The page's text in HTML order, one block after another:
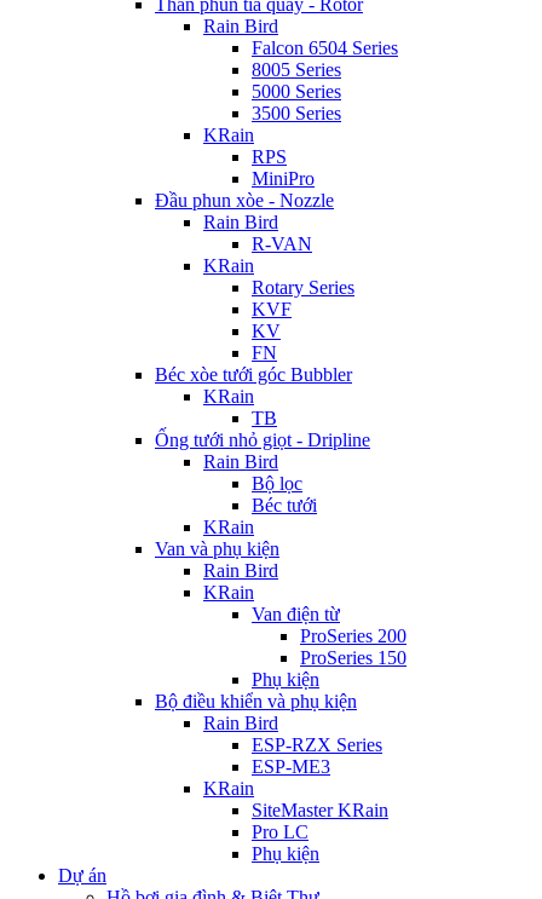
Thân phun tia quay - Rotor
Rain Bird
Falcon 6504 Series
8005 Series
5000 Series
3500 Series
KRain
RPS
MiniPro
Đầu phun xòe - Nozzle
Rain Bird
R-VAN
KRain
Rotary Series
KVF
KV
FN
Béc xòe tưới góc Bubbler
KRain
TB
Ống tưới nhỏ giọt - Dripline
Rain Bird
Bộ lọc
Béc tưới
KRain
Van và phụ kiện
Rain Bird
KRain
Van điện từ
ProSeries 200
ProSeries 150
Phụ kiện
Bộ điều khiển và phụ kiện
Rain Bird
ESP-RZX Series
ESP-ME3
KRain
SiteMaster KRain
Pro LC
Phụ kiện
Dự án